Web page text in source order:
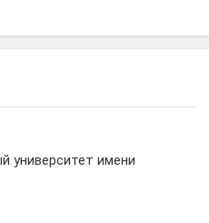
университет имени